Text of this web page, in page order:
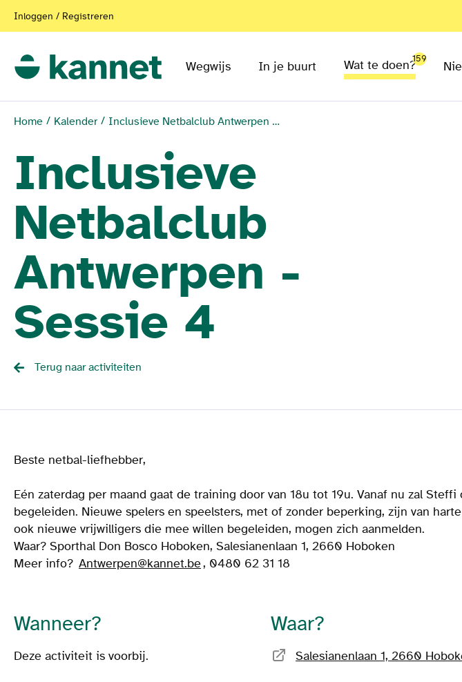
Inloggen / Registreren
Wegwijs In je buurt Wat te doen?159
Home Kalender Inclusieve Netbalclub Antwerpen - Sessie 4
Inclusieve
Netbalclub
Antwerpen -
Sessie 4
Terug naar activiteiten
Beste netbal-liefhebber,
Eén zaterdag per maand gaat de training door van 18u tot 19u. Vanaf nu zal Steffi
begeleiden. Nieuwe spelers en speelsters, met of zonder beperking, zijn van
ook nieuwe vrijwilligers die mee willen begeleiden, mogen zich aanmelden.
Waar? Sporthal Don Bosco Hoboken, Salesianenlaan 1, 2660 Hoboken
Meer info? Antwerpen@kannet.be, 0480 62 31 18
Wanneer?
Deze activiteit is voorbij.
Waar?
Salesianenlaan 1, 2660